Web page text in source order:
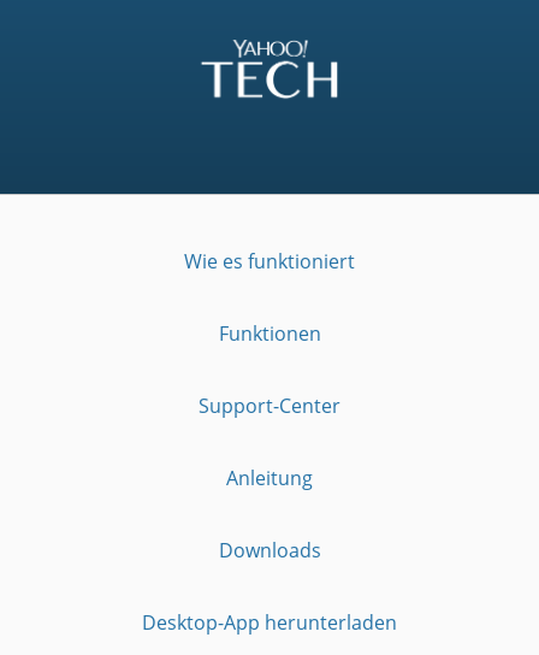
Wie es funktioniert
Funktionen
Support-Center
Anleitung
Downloads
Desktop-App herunterladen